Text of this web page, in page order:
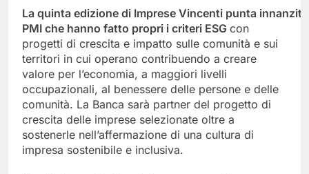
La quinta edizione di Imprese Vincenti punta
PMI che hanno fatto propri i criteri ESG con
progetti di crescita e impatto sulle comunità e sui
territori in cui operano contribuendo a creare
valore per l’economia, a maggiori livelli
occupazionali, al benessere delle persone e delle
comunità. La Banca sarà partner del progetto di
crescita delle imprese selezionate oltre a
sostenerle nell’affermazione di una cultura di
impresa sostenibile e inclusiva.